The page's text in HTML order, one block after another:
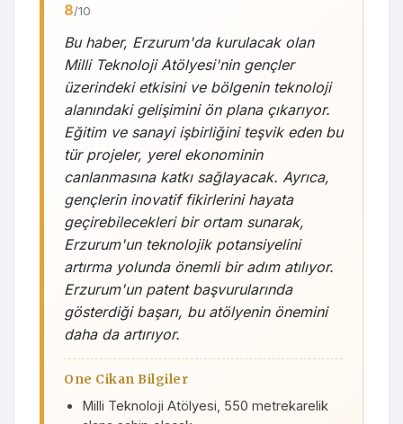
8/10
Bu haber, Erzurum'da kurulacak olan
Milli Teknoloji Atölyesi'nin gençler
üzerindeki etkisini ve bölgenin teknoloji
alanındaki gelişimini ön plana çıkarıyor.
Eğitim ve sanayi işbirliğini teşvik eden bu
tür projeler, yerel ekonominin
canlanmasına katkı sağlayacak. Ayrıca,
gençlerin inovatif fikirlerini hayata
geçirebilecekleri bir ortam sunarak,
Erzurum'un teknolojik potansiyelini
artırma yolunda önemli bir adım atılıyor.
Erzurum'un patent başvurularında
gösterdiği başarı, bu atölyenin önemini
daha da artırıyor.
One Cikan Bilgiler
Milli Teknoloji Atölyesi, 550 metrekarelik